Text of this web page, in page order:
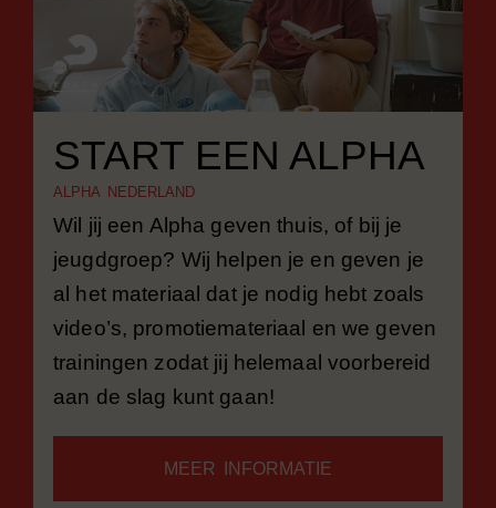
START EEN ALPHA
ALPHA NEDERLAND
Wil jij een Alpha geven thuis, of bij je
jeugdgroep? Wij helpen je en geven je
al het materiaal dat je nodig hebt zoals
video’s, promotiemateriaal en we geven
trainingen zodat jij helemaal voorbereid
aan de slag kunt gaan!
MEER INFORMATIE